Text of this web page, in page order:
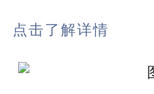
点击了解详情